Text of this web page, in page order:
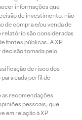
informações que
de investimento, não
de compra e/ou venda de
são consideradas
fontes públicas. A XP
tomada pelo
de risco dos
cada perfil de
as recomendações
pessoais, que
em relação à XP